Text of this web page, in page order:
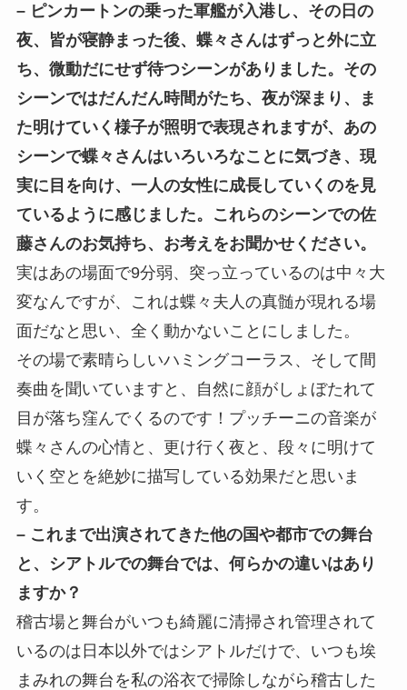
– ピンカートンの乗った軍艦が入港し、その日の
夜、皆が寝静まった後、蝶々さんはずっと外に立
ち、微動だにせず待つシーンがありました。その
シーンではだんだん時間がたち、夜が深まり、ま
た明けていく様子が照明で表現されますが、あの
シーンで蝶々さんはいろいろなことに気づき、現
実に目を向け、一人の女性に成長していくのを見
ているように感じました。これらのシーンでの佐
藤さんのお気持ち、お考えをお聞かせください。
実はあの場面で9分弱、突っ立っているのは中々大
変なんですが、これは蝶々夫人の真髄が現れる場
面だなと思い、全く動かないことにしました。
その場で素晴らしいハミングコーラス、そして間
奏曲を聞いていますと、自然に顔がしょぼたれて
目が落ち窪んでくるのです！プッチーニの音楽が
蝶々さんの心情と、更け行く夜と、段々に明けて
いく空とを絶妙に描写している効果だと思いま
す。
– これまで出演されてきた他の国や都市での舞台
と、シアトルでの舞台では、何らかの違いはあり
ますか？
稽古場と舞台がいつも綺麗に清掃され管理されて
いるのは日本以外ではシアトルだけで、いつも埃
まみれの舞台を私の浴衣で掃除しながら稽古した